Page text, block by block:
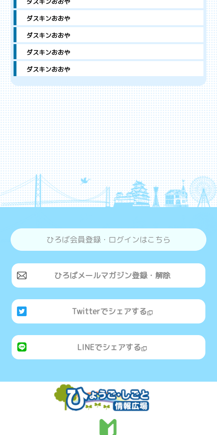
ダスキンおおや
ダスキンおおや
ダスキンおおや
ダスキンおおや
ひろば会員登録・ログインはこちら
ひろばメールマガジン登録・解除
Twitterでシェアする
LINEでシェアする